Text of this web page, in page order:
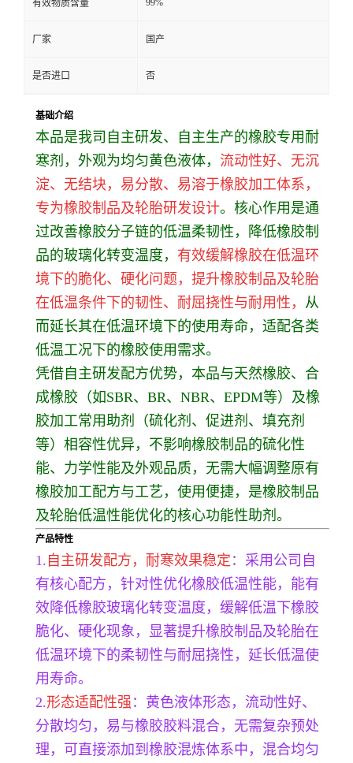
有效物质含量
厂家 国产
是否进口 否
基础介绍
本品是我司自主研发、自主生产的橡胶专用耐
寒剂，外观为均匀黄色液体， 流动性好、无沉
淀、无结块，易分散、易溶于橡胶加工体系，
专为橡胶制品及轮胎研发设计。核心作用是通
过改善橡胶分子链的低温柔韧性，降低橡胶制
品的玻璃化转变温度， 有效缓解橡胶在低温环
境下的脆化、硬化问题，提升橡胶制品及轮胎
在低温条件下的韧性、耐屈挠性与耐用性， 从
而延长其在低温环境下的使用寿命，适配各类
低温工况下的橡胶使用需求。
凭借自主研发配方优势，本品与天然橡胶、合
成橡胶（如SBR、BR、NBR、EPDM等）及橡
胶加工常用助剂（硫化剂、促进剂、填充剂
等）相容性优异，不影响橡胶制品的硫化性
能、力学性能及外观品质，无需大幅调整原有
橡胶加工配方与工艺，使用便捷，是橡胶制品
及轮胎低温性能优化的核心功能性助剂。
产品特性
1. 自主研发配方，耐寒效果稳定 ：采用公司自
有核心配方，针对性优化橡胶低温性能，能有
效降低橡胶玻璃化转变温度，缓解低温下橡胶
脆化、硬化现象，显著提升橡胶制品及轮胎在
低温环境下的柔韧性与耐屈挠性，延长低温使
用寿命。
2.形态适配性强 ：黄色液体形态，流动性好、
分散均匀，易与橡胶胶料混合，无需复杂预处
理，可直接添加到橡胶混炼体系中，混合均匀